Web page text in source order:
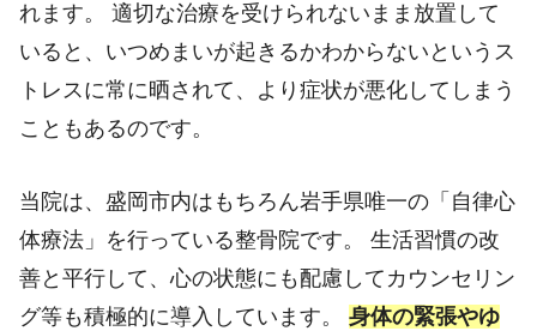
れます。 適切な治療を受けられないまま放置して
いると、いつめまいが起きるかわからないというス
トレスに常に晒されて、より症状が悪化してしまう
こともあるのです。
当院は、盛岡市内はもちろん岩手県唯一の「自律心
体療法」を行っている整骨院です。 生活習慣の改
善と平行して、心の状態にも配慮してカウンセリン
グ等も積極的に導入しています。 身体の緊張やゆ